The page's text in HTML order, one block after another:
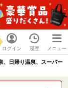
ログイン 履歴 メニュー
、日帰り温泉、スーパー